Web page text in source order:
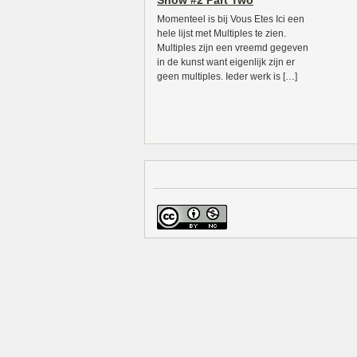
Momenteel is bij Vous Etes Ici een
hele lijst met Multiples te zien.
Multiples zijn een vreemd gegeven
in de kunst want eigenlijk zijn er
geen multiples. Ieder werk is […]